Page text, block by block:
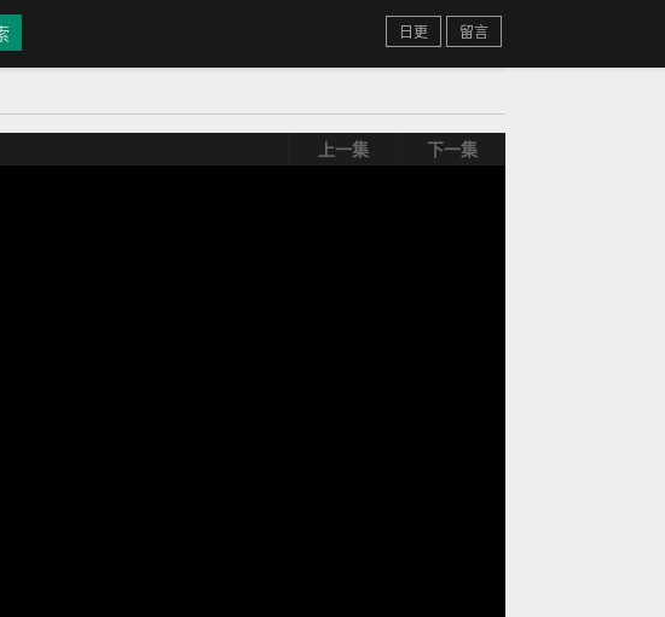
日更 留言
上一集 下一集